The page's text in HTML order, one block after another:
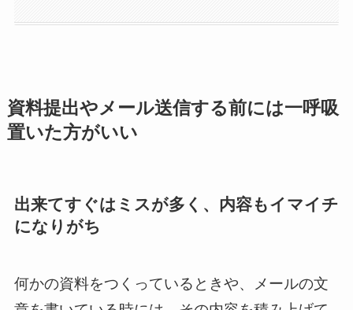
資料提出やメール送信する前には一呼吸
置いた方がいい
出来てすぐはミスが多く、内容もイマイチ
になりがち
何かの資料をつくっているときや、メールの文